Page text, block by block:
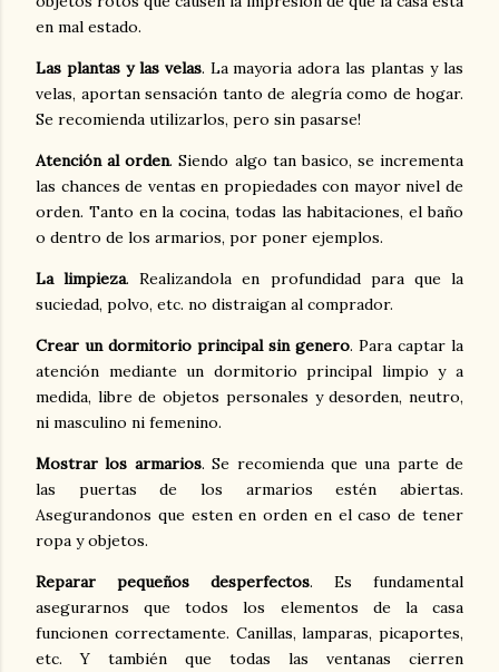
en mal estado.
Las plantas y las velas. La mayoria adora las plantas y las
velas, aportan sensación tanto de alegría como de hogar.
Se recomienda utilizarlos, pero sin pasarse!
Atención al orden. Siendo algo tan basico, se incrementa
las chances de ventas en propiedades con mayor nivel de
orden. Tanto en la cocina, todas las habitaciones, el baño
o dentro de los armarios, por poner ejemplos.
La limpieza. Realizandola en profundidad para que la
suciedad, polvo, etc. no distraigan al comprador.
Crear un dormitorio principal sin genero. Para captar la
atención mediante un dormitorio principal limpio y a
medida, libre de objetos personales y desorden, neutro,
ni masculino ni femenino.
Mostrar los armarios. Se recomienda que una parte de
las puertas de los armarios estén abiertas.
Asegurandonos que esten en orden en el caso de tener
ropa y objetos.
Reparar pequeños desperfectos. Es fundamental
asegurarnos que todos los elementos de la casa
funcionen correctamente. Canillas, lamparas, picaportes,
etc. Y también que todas las ventanas cierren